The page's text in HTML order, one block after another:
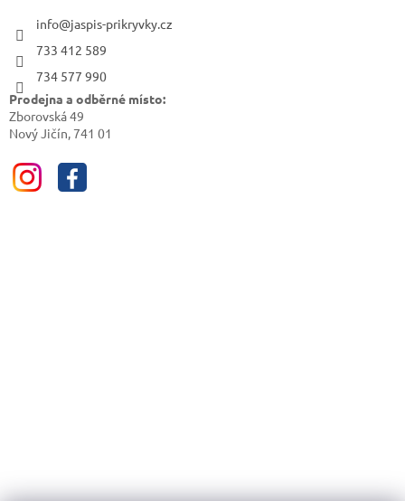
info@jaspis-prikryvky.cz
733 412 589
734 577 990
Prodejna a odběrné místo:
Zborovská 49
Nový Jičín, 741 01